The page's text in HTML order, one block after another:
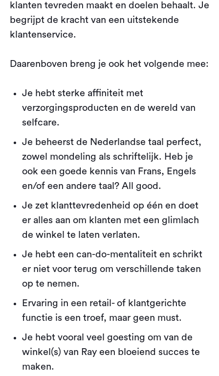
klanten tevreden maakt en doelen behaalt. Je
begrijpt de kracht van een uitstekende
klantenservice.
Daarenboven breng je ook het volgende mee:
Je hebt sterke affiniteit met
verzorgingsproducten en de wereld van
selfcare.
Je beheerst de Nederlandse taal perfect,
zowel mondeling als schriftelijk. Heb je
ook een goede kennis van Frans, Engels
en/of een andere taal? All good.
Je zet klanttevredenheid op één en doet
er alles aan om klanten met een glimlach
de winkel te laten verlaten.
Je hebt een can-do-mentaliteit en schrikt
er niet voor terug om verschillende taken
op te nemen.
Ervaring in een retail- of klantgerichte
functie is een troef, maar geen must.
Je hebt vooral veel goesting om van de
winkel(s) van Ray een bloeiend succes te
maken.